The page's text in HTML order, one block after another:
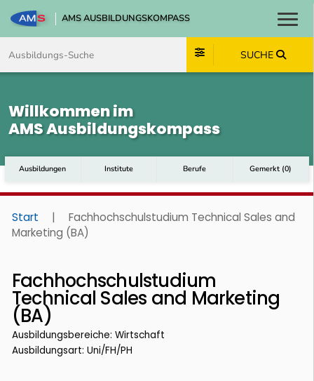
AMS AUSBILDUNGSKOMPASS
SUCHE
Willkommen im
AMS Ausbildungskompass
Ausbildungen Institute Berufe Gemerkt (0)
Start |
Fachhochschulstudium Technical Sales and
Marketing (BA)
Fachhochschulstudium
Technical Sales and Marketing
(BA)
Ausbildungsbereiche: Wirtschaft
Ausbildungsart: Uni/FH/PH